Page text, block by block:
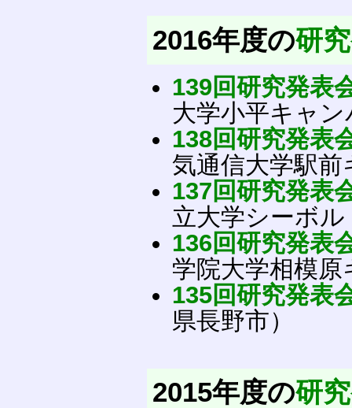
2016年度の研
139回研究発表
大学小平キャ
138回研究発表
気通信大学駅
137回研究発表
立大学シーボ
136回研究発表
学院大学相模原
135回研究発表
県長野市）
2015年度の研